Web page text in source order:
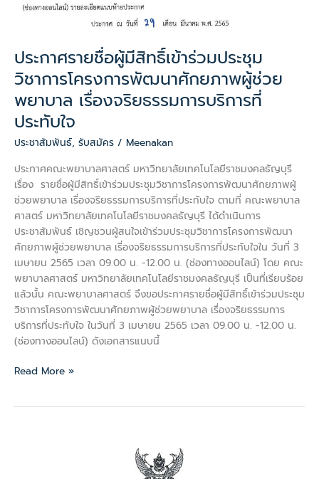
ประกาศรายชื่อผู้มีสิทธิ์เข้าร่วมประชุม
วิชาการโครงการพัฒนาศักยภาพผู้ช่วย
พยาบาล เรื่องจริยธรรมการบริการที่
ประทับใจ
ประชาสัมพันธ์, รับสมัคร / Meenakan
ประกาศคณะพยาบาลศาสตร์ มหาวิทยาลัยเทคโนโลยีราชมงคลธัญบุรี
เรื่อง รายชื่อผู้มีสิทธิ์เข้าร่วมประชุมวิชาการโครงการพัฒนาศักยภาพผู้
ช่วยพยาบาล เรื่องจริยธรรมการบริการที่ประทับใจ ตามที่ คณะพยาบาล
ศาสตร์ มหาวิทยาลัยเทคโนโลยีราชมงคลธัญบุรี ได้ดำเนินการ
ประชาสัมพันธ์ เชิญชวนผู้สนใจเข้าร่วมประชุมวิชาการโครงการพัฒนา
ศักยภาพผู้ช่วยพยาบาล เรื่องจริยธรรมการบริการที่ประทับใจใน วันที่ 3
เมษายน 2565 เวลา 09.00 น. -12.00 น. (ช่องทางออนไลน์) โดย คณะ
พยาบาลศาสตร์ มหาวิทยาลัยเทคโนโลยีราชมงคลธัญบุรี เป็นที่เรียบร้อย
แล้วนั้น คณะพยาบาลศาสตร์ จึงขอประกาศรายชื่อผู้มีสิทธิ์เข้าร่วมประชุม
วิชาการโครงการพัฒนาศักยภาพผู้ช่วยพยาบาล เรื่องจริยธรรมการ
บริการที่ประทับใจ ในวันที่ 3 เมษายน 2565 เวลา 09.00 น. -12.00 น.
(ช่องทางออนไลน์) ดังเอกสารแนบนี้
ช่วย
จริยธรรม
การ
บริการ
ที่
ประทับ
ใจ
Read More »